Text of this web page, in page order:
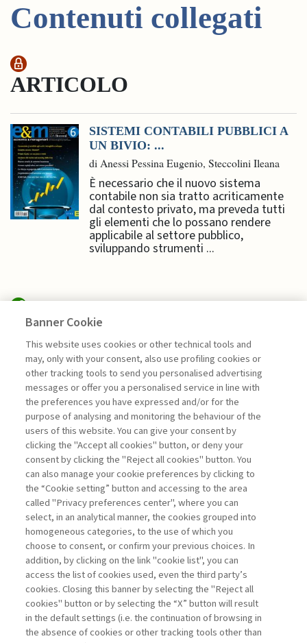
Contenuti collegati
ARTICOLO
SISTEMI CONTABILI PUBBLICI A
UN BIVIO: ...
di Anessi Pessina Eugenio, Steccolini Ileana
È necessario che il nuovo sistema
contabile non sia tratto acriticamente
dal contesto privato, ma preveda tutti
gli elementi che lo possano rendere
applicabile al settore pubblico,
sviluppando strumenti ...
MANAGEMENT TIPS
IL “SISTEMA NERVOSO” DELLA
CYBERSECURITY: ...
di Antonio Giannino
La consultazione dei libri è riservata esclusivamente
agli abbonati Premium
Legenda: Accedi Per registrati Per abbonati
Contatti
Banner Cookie
This website uses cookies or other technical tools and
may, only with your consent, also use profiling cookies or
other tracking tools to send you personalised advertising
messages or offer you a personalised service in line with
the preferences you have expressed and/or for the
purpose of analysing and monitoring the behaviour of the
users of this website. You can give your consent by
clicking the "Accept all cookies" button, or deny your
consent by clicking the "Reject all cookies" button. You
can also manage your cookie preferences by clicking to
the “Cookie setting” button and accessing to the area
called "Privacy preferences center", where you can
select, in an analytical manner, the cookies grouped into
homogeneous categories, to the use of which you
choose to consent, or confirm your previous choices. In
addition, by clicking on the link "cookie list", you can
access the list of cookies used, even the third party’s
cookies. Closing this banner by selecting the "Reject all
cookies" button or by selecting the “X” button will result
in the default settings (i.e. the continuation of browsing in
the absence of cookies or other tracking tools other than